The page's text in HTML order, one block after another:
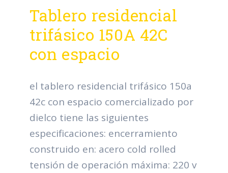
Tablero residencial
trifásico 150A 42C
con espacio
el tablero residencial trifásico 150a
42c con espacio comercializado por
dielco tiene las siguientes
especificaciones: encerramiento
construido en: acero cold rolled
tensión de operación máxima: 220 v